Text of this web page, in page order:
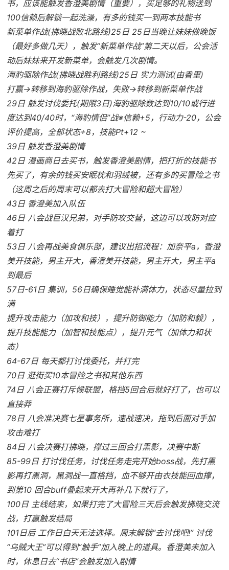
书，应该能触发香澄美剧情（重要），买足够的礼物送到
100信赖后解锁一起洗澡，有多的钱买一到两本技能书
新菜单作战(拂晓战败北路线)25日 25日当晚让妹妹做晚饭
（最好多做几天），触发“新菜单作战”第二天以后，公会活
动后妹妹来开发新菜单，会触发几次剧情。
海豹驱除作战(拂晓战胜利路线)25日 实力测试(由香里)
打赢→转移到海豹驱除作战，失败→转移到新菜单作战
29日 触发讨伐委托(期限3日)海豹驱除数达到10/10或行进
度达到40/40时，“海豹情侣”战※信赖+5，行动力-20，公会
评价提高，全部状态+8，技能Pt+12 ~
39日 触发香澄美剧情
42日 漫画商日去买书，触发香澄美剧情，把打折的技能书
先买了，有余的钱买安眠枕和羽绒被，还有多的买冒险之书
（这周之后的周末可以都去打大冒险和超大冒险）
43日 香澄美加入队伍
46日 八会战巨汉兄弟，对手防攻交替，这边可以攻防对应
着打
53日 八会再战美食俱乐部，建议出招流程：加奈平a，香澄
美开技能，男主开大，香澄美开技能，男主开大，男主平a
到最后
57日-61日 集训，56日确保睡觉能补满体力，状态尽量拉到
满
提升攻击能力（加攻和技），提升防御能力（加防和毅），
提升技能能力（加智和技能点），提升元气（加体力和状
态）
64-67日 每天都打讨伐委托，并打完
70日 逛街买10本冒险之书和其他东西
74日 八会正赛打斥候联盟，格挡5回合后就好打了，也可以
直接莽
78日 八会准决赛七星事务所，速战速决，拖到后面对手加
攻击难打
84日 八会决赛打拂晓，撑过三回合打黑影，决赛中断
85-99日 打讨伐任务，讨伐任务走完开始boss战，先打黑
影再打黑洞，黑洞战一直格挡，血不够开由衣技能回血撑，
到第10 回合buff叠起来开大再补几下就行了，
100日 主线结束，如果打完了大冒险三天后会触发拂晓交流
战，打赢触发结局
101日后 工作日白天无法选择。周末解锁“去讨伐吧!” 讨伐
“乌贼大王”可以得到“触手”加入晚上的道具。香澄美未加入
时，休息日去“书店”会触发加入剧情